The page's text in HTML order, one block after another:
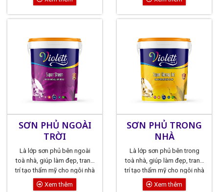
xi măng được, chống ẩm
trần nhà do độ ẩm thấm từ
thấm từ dưới đất lên
SƠN PHỦ NGOÀI
TRỜI
Là lớp sơn phủ bên ngoài
toà nhà, giúp làm đẹp, trang
trí tạo thẩm mỹ cho ngôi nhà
Xem thêm
SƠN PHỦ TRONG
NHÀ
Là lớp sơn phủ bên trong
toà nhà, giúp làm đẹp, trang
trí tạo thẩm mỹ cho ngôi nhà
Xem thêm